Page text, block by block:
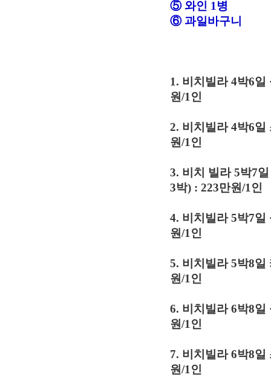
⑤ 와인 1병
⑥ 과일바구니
1. 비치빌라 4박6
원/1인
2. 비치빌라 4박6
원/1인
3. 비치 빌라 5박7
3박) : 223만원/1인
4. 비치빌라 5박7
원/1인
5. 비치빌라 5박8
원/1인
6. 비치빌라 6박8
원/1인
7. 비치빌라 6박8
원/1인